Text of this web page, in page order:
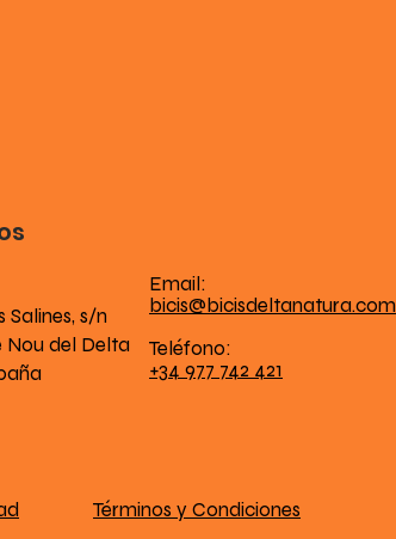
Email:
bicis@bicisdeltanatura.com
Teléfono:
+34 977 742 421
s/n
del Delta
Términos y Condiciones